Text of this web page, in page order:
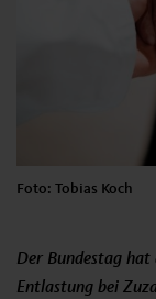
Foto: Tobias Koch
Der Bundestag hat
Entlastung bei